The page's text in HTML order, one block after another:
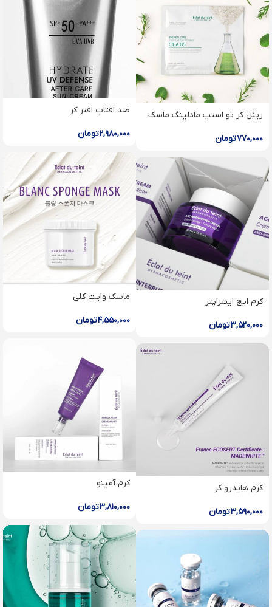
ضد افتاب افتر کر
۲,۹۸۰,۰۰۰تومان
ریئل کر تو استپ مادلینگ ماسک
۷۷۰,۰۰۰تومان
ماسک وایت کلی
۴,۵۵۰,۰۰۰تومان
کرم ایج اینتراپتر
۳,۵۲۰,۰۰۰تومان
کرم آمینو
۳,۸۱۰,۰۰۰تومان
کرم هایدرو کر
۳,۵۹۰,۰۰۰تومان